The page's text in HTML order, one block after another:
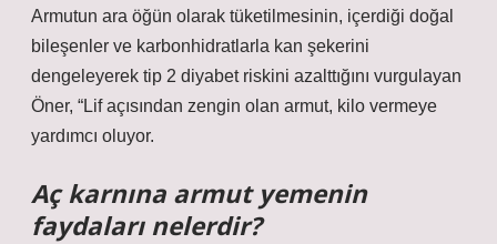
Armutun ara öğün olarak tüketilmesinin, içerdiği doğal
bileşenler ve karbonhidratlarla kan şekerini
dengeleyerek tip 2 diyabet riskini azalttığını vurgulayan
Öner, “Lif açısından zengin olan armut, kilo vermeye
yardımcı oluyor.
Aç karnına armut yemenin
faydaları nelerdir?